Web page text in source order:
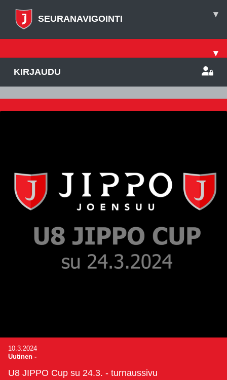
SEURANAVIGOINTI ▾
▾
KIRJAUDU
10.3.2024
Uutinen -
U8 JIPPO Cup su 24.3. - turnaussivu